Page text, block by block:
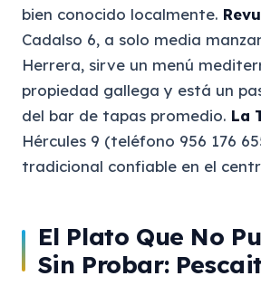
bien conocido localmente.
Cadalso 6, a solo media
Herrera, sirve un menú
propiedad gallega y está un
del bar de tapas promedio. La
Hércules 9 (teléfono 956 176
tradicional confiable en el
El Plato Que No
Sin Probar: